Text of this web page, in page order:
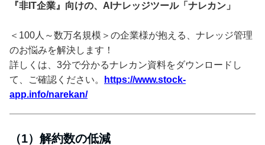
『非IT企業』向けの、AIナレッジツール「ナレカン」
＜100人～数万名規模＞の企業様が抱える、ナレッジ管理
のお悩みを解決します！
詳しくは、3分で分かるナレカン資料をダウンロードし
て、ご確認ください。
https://www.stock-
app.info/narekan/
（1）解約数の低減